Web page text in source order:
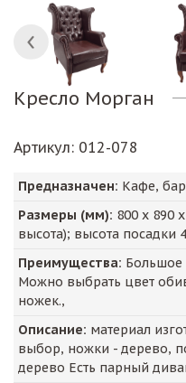
Кресло Морган
Артикул: 012-078
Предназначен: Кафе,
Размеры (мм): 800 х 890 х
высота); высота посадки
Преимущества: Большое
Можно выбрать цвет
ножек.,
Описание: материал
выбор, ножки - дерево,
дерево Есть парный